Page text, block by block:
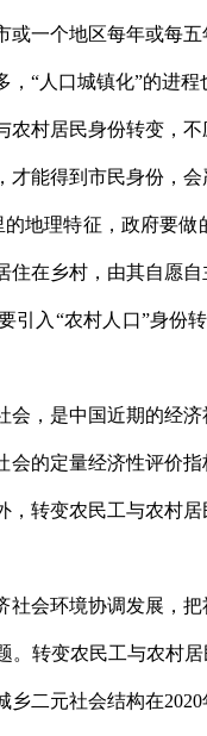
一个地区每年或每五
“人口城镇化”的进程
村居民身份转变，不
能得到市民身份，
地理特征，政府要
在乡村，由其自愿自
入“农村人口”身份
，是中国近期的经济
会的定量经济性评价
，转变农民工与农村
环境协调发展，把
转变农民工与农村
二元社会结构在